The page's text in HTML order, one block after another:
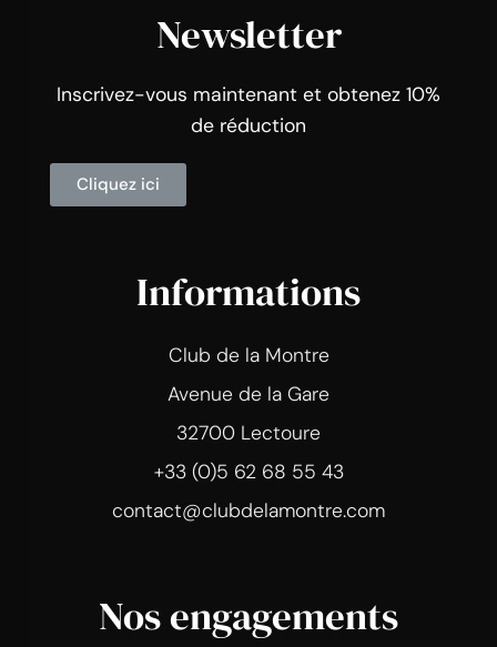
Newsletter
Inscrivez-vous maintenant et obtenez 10%
de réduction
Cliquez ici
Informations
Club de la Montre
Avenue de la Gare
32700 Lectoure
+33 (0)5 62 68 55 43
contact@clubdelamontre.com
Nos engagements